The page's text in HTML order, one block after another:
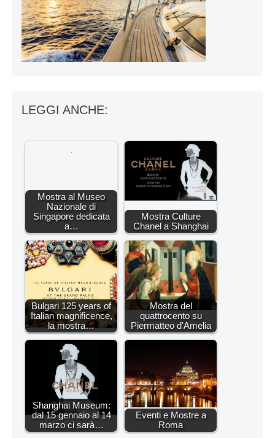
LEGGI ANCHE:
Mostra al Museo
Nazionale di
Singapore dedicata
a…
Mostra Culture
Chanel a Shanghai
Bulgari 125 years of
Italian magnificence,
la mostra…
Mostra del
quattrocento su
Piermatteo d'Amelia
Shanghai Museum:
dal 15 gennaio al 14
marzo ci sarà…
Eventi e Mostre a
Roma